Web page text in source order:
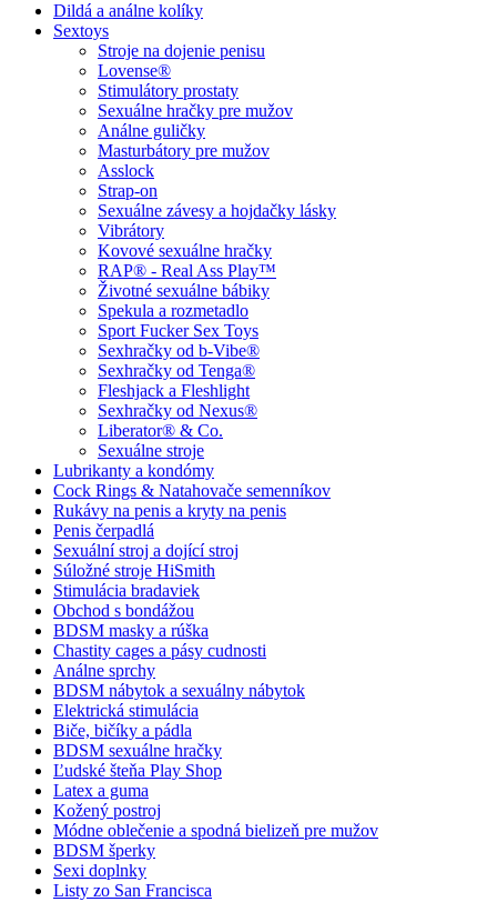
Dildá a análne kolíky
Sextoys
Stroje na dojenie penisu
Lovense®
Stimulátory prostaty
Sexuálne hračky pre mužov
Análne guličky
Masturbátory pre mužov
Asslock
Strap-on
Sexuálne závesy a hojdačky lásky
Vibrátory
Kovové sexuálne hračky
RAP® - Real Ass Play™
Životné sexuálne bábiky
Spekula a rozmetadlo
Sport Fucker Sex Toys
Sexhračky od b-Vibe®
Sexhračky od Tenga®
Fleshjack a Fleshlight
Sexhračky od Nexus®
Liberator® & Co.
Sexuálne stroje
Lubrikanty a kondómy
Cock Rings & Natahovače semenníkov
Rukávy na penis a kryty na penis
Penis čerpadlá
Sexuální stroj a dojící stroj
Súložné stroje HiSmith
Stimulácia bradaviek
Obchod s bondážou
BDSM masky a rúška
Chastity cages a pásy cudnosti
Análne sprchy
BDSM nábytok a sexuálny nábytok
Elektrická stimulácia
Biče, bičíky a pádla
BDSM sexuálne hračky
Ľudské šteňa Play Shop
Latex a guma
Kožený postroj
Módne oblečenie a spodná bielizeň pre mužov
BDSM šperky
Sexi doplnky
Listy zo San Francisca